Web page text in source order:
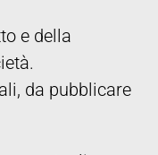
e della
da pubblicare